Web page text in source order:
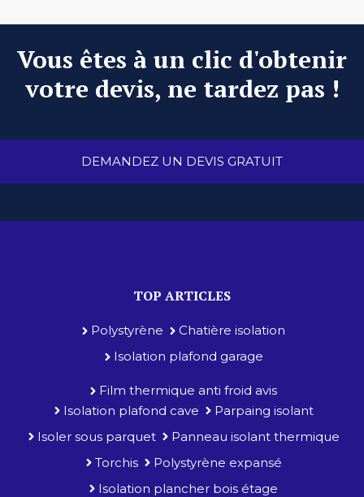
Vous êtes à un clic d'obtenir
votre devis, ne tardez pas !
DEMANDEZ UN DEVIS GRATUIT
TOP ARTICLES
Polystyrène
Chatière isolation
Isolation plafond garage
Film thermique anti froid avis
Isolation plafond cave
Parpaing isolant
Isoler sous parquet
Panneau isolant thermique
Torchis
Polystyrène expansé
Isolation plancher bois étage